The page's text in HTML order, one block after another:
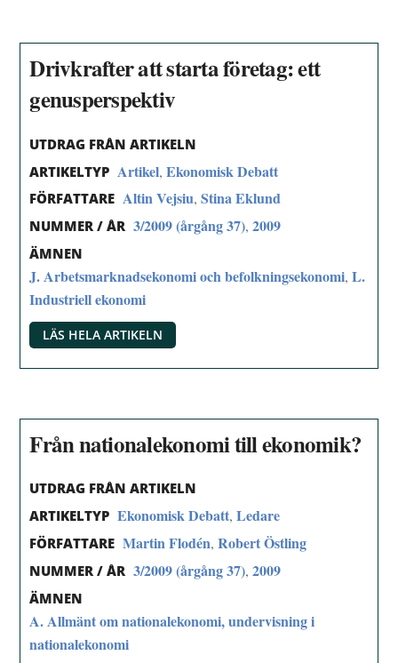
Drivkrafter att starta företag: ett
genusperspektiv
UTDRAG FRÅN ARTIKELN
ARTIKELTYP Artikel,Ekonomisk Debatt
FÖRFATTARE Altin Vejsiu,Stina Eklund
NUMMER / ÅR 3/2009 (årgång 37),2009
ÄMNEN
J. Arbetsmarknadsekonomi och befolkningsekonomi,L.
Industriell ekonomi
LÄS HELA ARTIKELN
Från nationalekonomi till ekonomik?
UTDRAG FRÅN ARTIKELN
ARTIKELTYP Ekonomisk Debatt,Ledare
FÖRFATTARE Martin Flodén,Robert Östling
NUMMER / ÅR 3/2009 (årgång 37),2009
ÄMNEN
A. Allmänt om nationalekonomi, undervisning i
nationalekonomi